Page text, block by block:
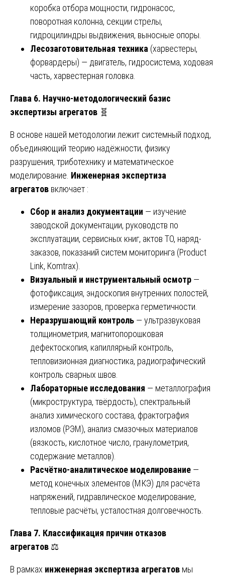
коробка отбора мощности, гидронасос,
поворотная колонна, секции стрелы,
гидроцилиндры выдвижения, выносные опоры.
Лесозаготовительная техника (харвестеры,
форвардеры) — двигатель, гидросистема, ходовая
часть, харвестерная головка.
Глава 6. Научно-методологический базис
экспертизы агрегатов 🧬
В основе нашей методологии лежит системный подход,
объединяющий теорию надёжности, физику
разрушения, триботехнику и математическое
моделирование. Инженерная экспертиза
агрегатов включает :
Сбор и анализ документации — изучение
заводской документации, руководств по
эксплуатации, сервисных книг, актов ТО, наряд-
заказов, показаний систем мониторинга (Product
Link, Komtrax).
Визуальный и инструментальный осмотр —
фотофиксация, эндоскопия внутренних полостей,
измерение зазоров, проверка герметичности.
Неразрушающий контроль — ультразвуковая
толщинометрия, магнитопорошковая
дефектоскопия, капиллярный контроль,
тепловизионная диагностика, радиографический
контроль сварных швов.
Лабораторные исследования — металлография
(микроструктура, твёрдость), спектральный
анализ химического состава, фрактография
изломов (РЭМ), анализ смазочных материалов
(вязкость, кислотное число, гранулометрия,
содержание металлов).
Расчётно-аналитическое моделирование —
метод конечных элементов (МКЭ) для расчёта
напряжений, гидравлическое моделирование,
тепловые расчёты, усталостная долговечность.
Глава 7. Классификация причин отказов
агрегатов ⚖️
В рамках инженерная экспертиза агрегатов мы